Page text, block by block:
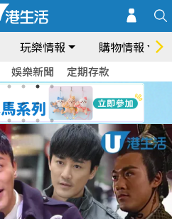
玩樂情報 購物情報
娛樂新聞 定期存款